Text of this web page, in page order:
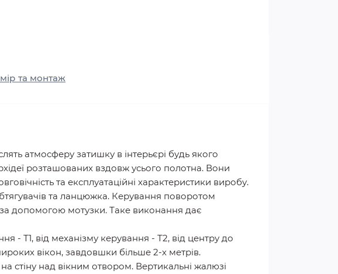
та монтаж
атмосферу затишку в інтерьєрі будь якого
розташованих вздовж усього полотна. Вони
та експлуатаційні характеристики виробу.
та ланцюжка. Керування поворотом
допомогою мотузки. Таке виконання дає
- Т1, від механізму керування - Т2, від центру до
вікон, завдовшки більше 2-х метрів.
стіну над вікним отвором. Вертикальні жалюзі